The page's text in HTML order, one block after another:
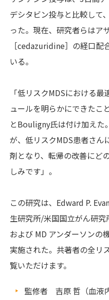
デシタビン投与と比較して
った。現在、研究者らはア
［cedazuridine］の経口配
いる。
「低リスクMDSにおける
ュールを明らかにできたこ
とBouligny氏は付け加えた
が、低リスクMDS患者さん
剤となり、転帰の改善にど
しみです」。
この研究は、Edward P.
生研究所/米国国立がん研究
および MD アンダーソンの
実施された。共著者の全リ
覧いただけます。
監修者 吉原 哲（血液